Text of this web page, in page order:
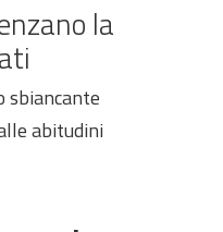
la
sbiancante
abitudini